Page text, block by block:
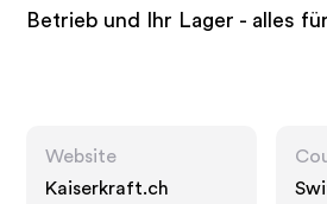
Betrieb und Ihr Lager - alles
Website
Kaiserkraft.ch